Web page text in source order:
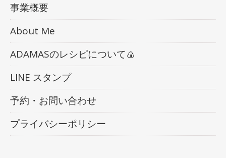
事業概要
About Me
ADAMASのレシピについて🍙
LINE スタンプ
予約・お問い合わせ
プライバシーポリシー